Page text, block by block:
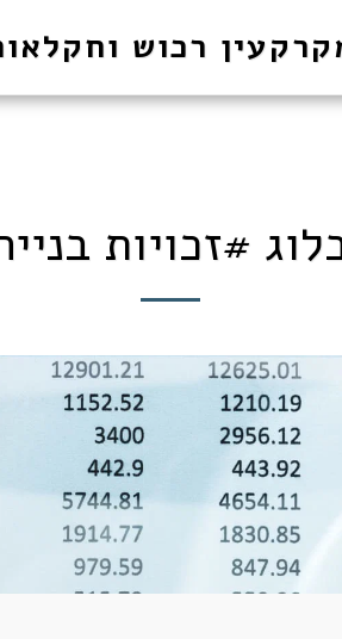
רכוש
#זכויות